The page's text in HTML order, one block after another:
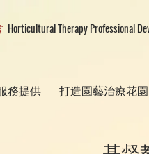
Horticultural Therapy Professional
務提供 打造園藝治療花園